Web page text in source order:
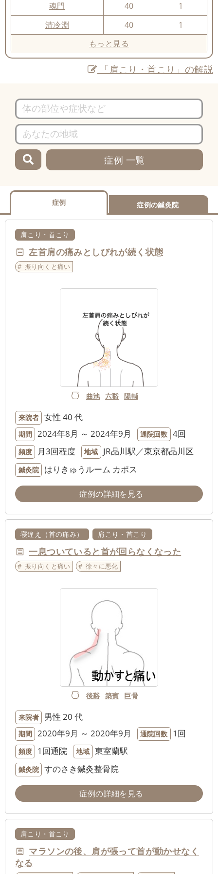
魂門
40
1
清冷淵
40
1
もっと見る
「肩こり・首こり」の解説
症例 一覧
症例 症例の鍼灸院
肩こり・首こり
左首肩の痛みとしびれが続く状態
振り向くと痛い
曲池 六谿 陽輔
来院者 女性 40 代
期間 2024年8月 ～ 2024年9月 通院回数 4回
頻度 月3回程度 地域 JR品川駅／東京都品川区
鍼灸院 はりきゅうルーム カポス
症例の詳細を見る
寝違え（首の痛み） 肩こり・首こり
一息ついていると首が回らなくなった
振り向くと痛い 徐々に悪化
後谿 築賓 巨骨
来院者 男性 20 代
期間 2020年9月 ～ 2020年9月 通院回数 1回
頻度 1回通院 地域 東室蘭駅
鍼灸院 すのさき鍼灸整骨院
症例の詳細を見る
肩こり・首こり
マラソンの後、肩が張って首が動かせなく
なる